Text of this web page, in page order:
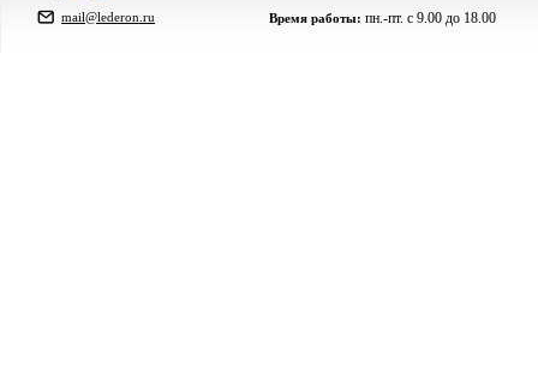
mail@lederon.ru Время работы: пн.-пт. c 9.00 до 18.00